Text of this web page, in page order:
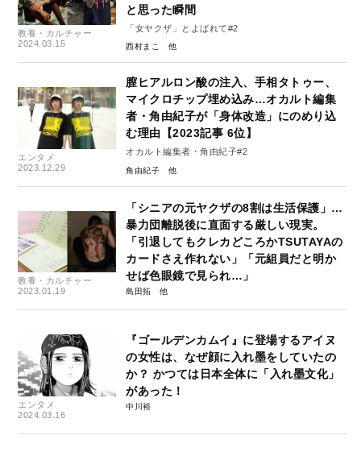
教養・カルチャー
2024.03.15
と思った瞬間
「女ヤクザ」とよばれて#2
西村まこ
エンタメ
2023.12.29
膣ヒアルロン酸の注入、手相タトゥー、
マイクロチップ埋め込み…オカルト編集
者・角由紀子が「身体改造」にのめり込
む理由【2023記事 6位】
オカルト編集者・角由紀子#2
角由紀子
教養・カルチャー
2023.01.19
「シニアの元ヤクザの8割は生活保護」…
暴力団離脱後に直面する厳しい現実。
「引退してもクレカどころかTSUTAYAの
カードさえ作れない」「元組員だと明か
せば色眼鏡で見られ…」
島田拓
エンタメ
2024.03.16
『ゴールデンカムイ』に登場するアイヌ
の女性は、なぜ顔に入れ墨をしていたの
か？ かつては日本全体に「入れ墨文化」
があった！
中川裕